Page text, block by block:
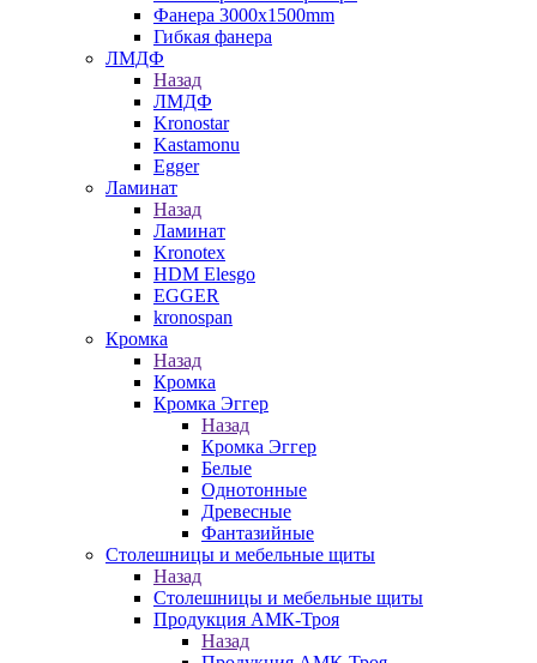
Фанера 3000х1500mm
Гибкая фанера
ЛМДФ
Назад
ЛМДФ
Kronostar
Kastamonu
Egger
Ламинат
Назад
Ламинат
Kronotex
HDM Elesgo
EGGER
kronospan
Кромка
Назад
Кромка
Кромка Эггер
Назад
Кромка Эггер
Белые
Однотонные
Древесные
Фантазийные
Столешницы и мебельные щиты
Назад
Столешницы и мебельные щиты
Продукция АМК-Троя
Назад